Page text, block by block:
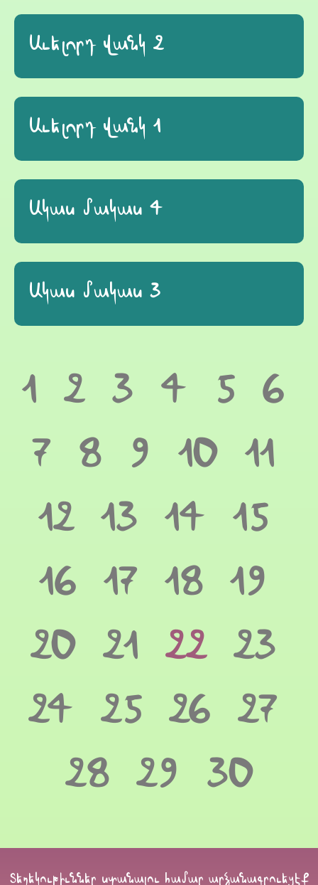
Աւելորդ վանկ 2
Աւելորդ վանկ 1
Ակաս մակաս 4
Ակաս մակաս 3
1 2 3 4 5 6
7 8 9 10 11
12 13 14 15
16 17 18 19
20 21 22 23
24 25 26 27
28 29 30
Տեղեկութիւններ ստանալու համար արձանագրուեցէք